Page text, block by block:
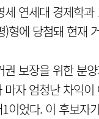
세 연세대 경제학
형에 당첨돼 현재
보장을 위한 분
자 엄청난 차익
이었다. 이 후보